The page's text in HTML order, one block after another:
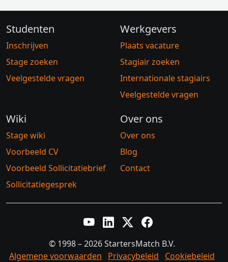
Studenten
Inschrijven
Stage zoeken
Veelgestelde vragen
Werkgevers
Plaats vacature
Stagiair zoeken
Internationale stagiairs
Veelgestelde vragen
Wiki
Stage wiki
Voorbeeld CV
Voorbeeld Sollicitatiebrief
Sollicitatiegesprek
Over ons
Over ons
Blog
Contact
YouTubeLinkedInTwitter XFacebook
© 1998 – 2026 StartersMatch B.V.
Algemene voorwaarden
Privacybeleid Cookiebeleid